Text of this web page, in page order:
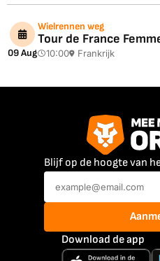
09 Aug
Wielrennen weg
Tour de France
10:00 Frankrijk
Blijf op de hoogte van
Download de app